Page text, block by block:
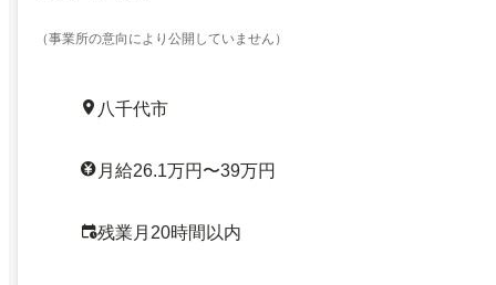
（事業所の意向により公開していません）
八千代市
月給26.1万円〜39万円
残業月20時間以内